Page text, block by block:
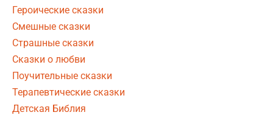
Героические сказки
Смешные сказки
Страшные сказки
Сказки о любви
Поучительные сказки
Терапевтические сказки
Детская Библия